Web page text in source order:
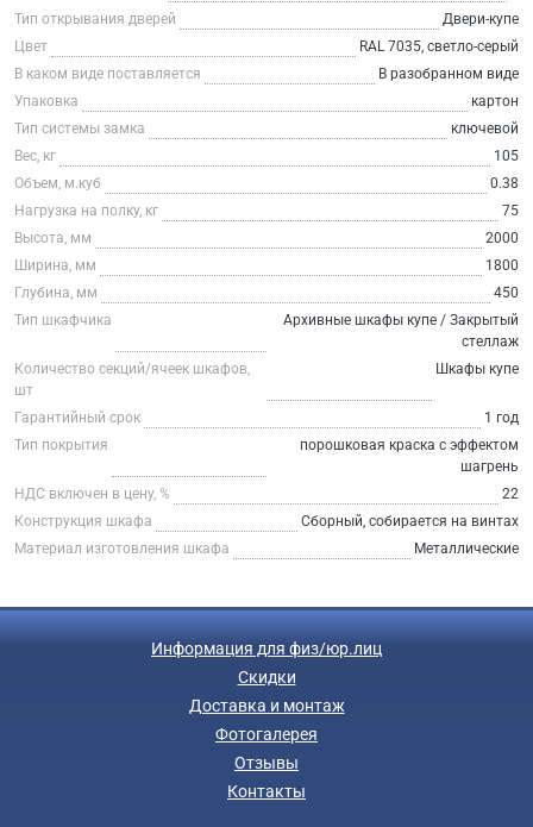
Тип открывания дверей
Двери-купе
Цвет
RAL 7035, светло-серый
В каком виде поставляется
В разобранном виде
Упаковка
картон
Тип системы замка
ключевой
Вес, кг
105
Объем, м.куб
0.38
Нагрузка на полку, кг
75
Высота, мм
2000
Ширина, мм
1800
Глубина, мм
450
Тип шкафчика
Архивные шкафы купе / Закрытый
стеллаж
Количество секций/ячеек шкафов,
шт
Шкафы купе
Гарантийный срок
1 год
Тип покрытия
порошковая краска с эффектом
шагрень
НДС включен в цену, %
22
Конструкция шкафа
Сборный, собирается на винтах
Материал изготовления шкафа
Металлические
Информация для физ/юр.лиц
Скидки
Доставка и монтаж
Фотогалерея
Отзывы
Контакты